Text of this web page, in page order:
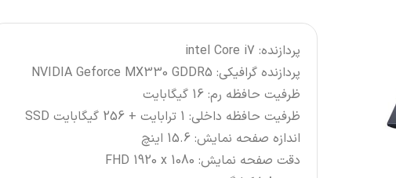
پردازنده: intel Core i7
پردازنده گرافیکی: NVIDIA Geforce MX330 GDDR5
ظرفیت حافظه رم: 16 گیگابایت
ظرفیت حافظه داخلی: 1 ترابایت + 256 گیگابایت SSD
اندازه صفحه نمایش: 15.6 اینچ
دقت صفحه نمایش: FHD 1920 x 1080